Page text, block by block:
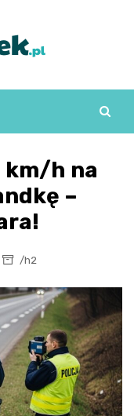
km/h na
–
/h2